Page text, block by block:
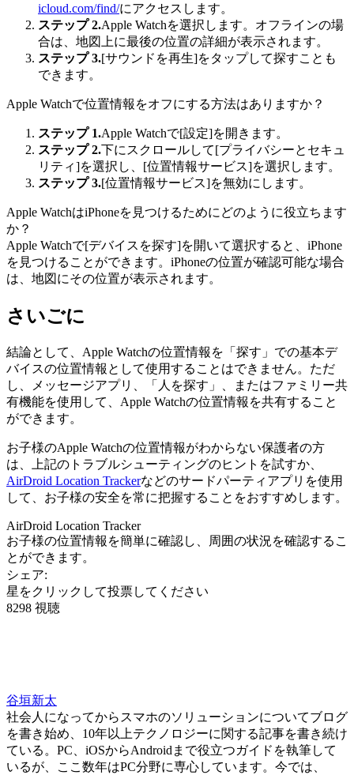
icloud.com/find/にアクセスします。
ステップ 2.Apple Watchを選択します。オフラインの場
合は、地図上に最後の位置の詳細が表示されます。
ステップ 3.[サウンドを再生]をタップして探すことも
できます。
Apple Watchで位置情報をオフにする方法はありますか？
ステップ 1.Apple Watchで[設定]を開きます。
ステップ 2.下にスクロールして[プライバシーとセキュ
リティ]を選択し、[位置情報サービス]を選択します。
ステップ 3.[位置情報サービス]を無効にします。
Apple WatchはiPhoneを見つけるためにどのように役立ちます
か？
Apple Watchで[デバイスを探す]を開いて選択すると、iPhone
を見つけることができます。iPhoneの位置が確認可能な場合
は、地図にその位置が表示されます。
さいごに
結論として、Apple Watchの位置情報を「探す」での基本デ
バイスの位置情報として使用することはできません。ただ
し、メッセージアプリ、「人を探す」、またはファミリー共
有機能を使用して、Apple Watchの位置情報を共有すること
ができます。
お子様のApple Watchの位置情報がわからない保護者の方
は、上記のトラブルシューティングのヒントを試すか、
AirDroid Location Trackerなどのサードパーティアプリを使用
して、お子様の安全を常に把握することをおすすめします。
AirDroid Location Tracker
お子様の位置情報を簡単に確認し、周囲の状況を確認するこ
とができます。
シェア:
星をクリックして投票してください
8298 視聴
谷垣新太
社会人になってからスマホのソリューションについてブログ
を書き始め、10年以上テクノロジーに関する記事を書き続け
ている。PC、iOSからAndroidまで役立つガイドを執筆して
いるが、ここ数年はPC分野に専心しています。今では、